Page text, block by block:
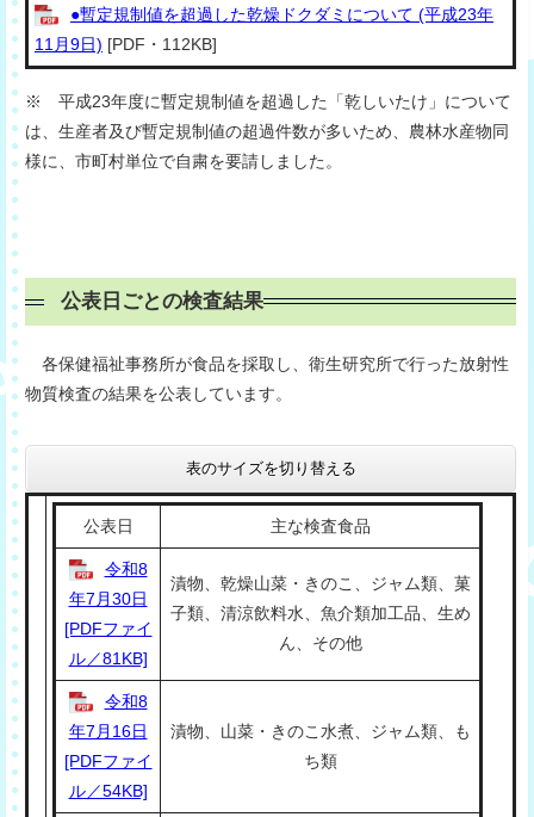
●暫定規制値を超過した乾燥ドクダミについて (平成23年
11月9日) [PDF・112KB]
※ 平成23年度に暫定規制値を超過した「乾しいたけ」について
は、生産者及び暫定規制値の超過件数が多いため、農林水産物同
様に、市町村単位で自粛を要請しました。
公表日ごとの検査結果
各保健福祉事務所が食品を採取し、衛生研究所で行った放射性
物質検査の結果を公表しています。
表のサイズを切り替える
公表日 主な検査食品
令和8
年7月30日
[PDFファイ
ル／81KB]
漬物、乾燥山菜・きのこ、ジャム類、菓
子類、清涼飲料水、魚介類加工品、生め
ん、その他
令和8
年7月16日
[PDFファイ
ル／54KB]
漬物、山菜・きのこ水煮、ジャム類、も
ち類